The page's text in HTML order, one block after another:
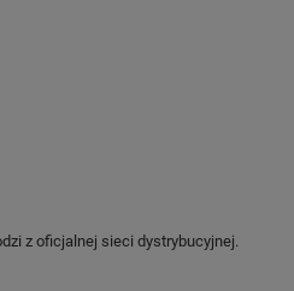
z oficjalnej sieci dystrybucyjnej.